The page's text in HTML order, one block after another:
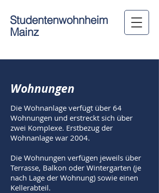
Studentenwohnheim
Mainz
Wohnungen
Die Wohnanlage verfügt über 64
Wohnungen und erstreckt sich über
zwei Komplexe. Erstbezug der
Wohnanlage war 2004.
Die Wohnungen verfügen jeweils über
Terrasse, Balkon oder Wintergarten (je
nach Lage der Wohnung) sowie einen
Kellerabteil.